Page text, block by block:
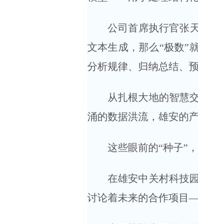
公司首席执行官张
文本生成，那么“极数”
分析规律、归纳总结、预
从扎根大地的智慧
涌的数据洪流，雄安的
这些眼前的“种子”
在雄安中关村科技
讨论着未来的合作项目